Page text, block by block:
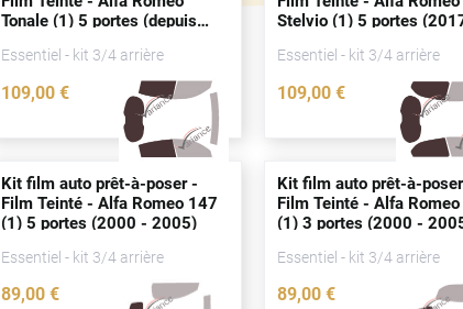
Tonale (1) 5 portes(depuis
Essentiel - kit 3/4 arrière
109,00 €
Stelvio (1) 5portes
Essentiel - kit 3/4 arrière
109,00 €
Kit film auto prêt-à-poser -
Film Teinté - Alfa Romeo 147
(1) 5 portes(2000 - 2005)
Essentiel - kit 3/4 arrière
89,00 €
Kit film auto prêt-à-
Film Teinté - Alfa
(1) 3portes (2000 -
Essentiel - kit 3/4 arrière
89,00 €